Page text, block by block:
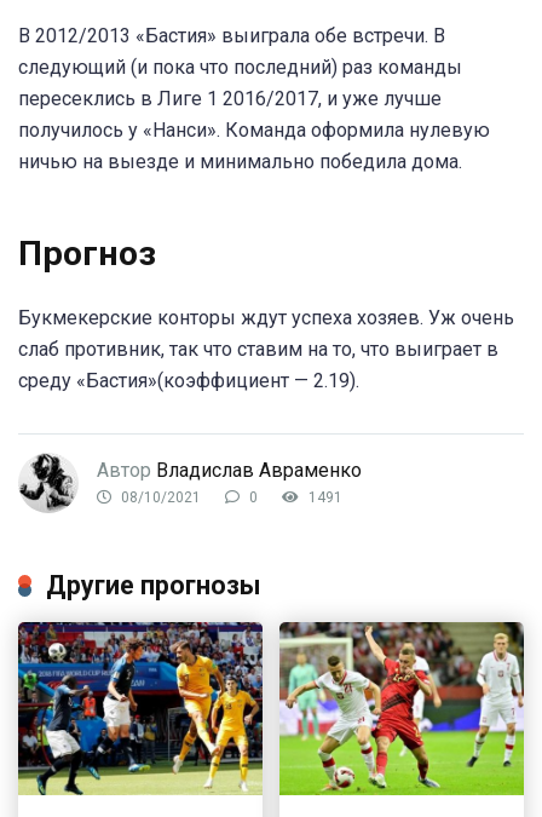
В 2012/2013 «Бастия» выиграла обе встречи. В
следующий (и пока что последний) раз команды
пересеклись в Лиге 1 2016/2017, и уже лучше
получилось у «Нанси». Команда оформила нулевую
ничью на выезде и минимально победила дома.
Прогноз
Букмекерские конторы ждут успеха хозяев. Уж очень
слаб противник, так что ставим на то, что выиграет в
среду «Бастия»(коэффициент — 2.19).
Автор Владислав Авраменко
08/10/2021 0 1491
Другие прогнозы